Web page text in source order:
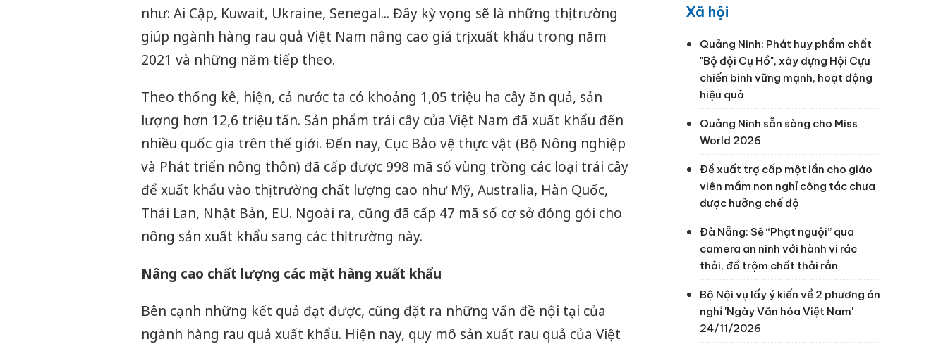
như: Ai Cập, Kuwait, Ukraine, Senegal... Đây kỳ vọng sẽ là những thị trường
giúp ngành hàng rau quả Việt Nam nâng cao giá trị xuất khẩu trong năm
2021 và những năm tiếp theo.
Theo thống kê, hiện, cả nước ta có khoảng 1,05 triệu ha cây ăn quả, sản
lượng hơn 12,6 triệu tấn. Sản phẩm trái cây của Việt Nam đã xuất khẩu đến
nhiều quốc gia trên thế giới. Ðến nay, Cục Bảo vệ thực vật (Bộ Nông nghiệp
và Phát triển nông thôn) đã cấp được 998 mã số vùng trồng các loại trái cây
để xuất khẩu vào thị trường chất lượng cao như Mỹ, Australia, Hàn Quốc,
Thái Lan, Nhật Bản, EU. Ngoài ra, cũng đã cấp 47 mã số cơ sở đóng gói cho
nông sản xuất khẩu sang các thị trường này.
Nâng cao chất lượng các mặt hàng xuất khẩu
Bên cạnh những kết quả đạt được, cũng đặt ra những vấn đề nội tại của
ngành hàng rau quả xuất khẩu. Hiện nay, quy mô sản xuất rau quả của Việt
Xã hội
Quảng Ninh: Phát huy phẩm chất
"Bộ đội Cụ Hồ", xây dựng Hội Cựu
chiến binh vững mạnh, hoạt động
hiệu quả
Quảng Ninh sẵn sàng cho Miss
World 2026
Đề xuất trợ cấp một lần cho giáo
viên mầm non nghỉ công tác chưa
được hưởng chế độ
Đà Nẵng: Sẽ “Phạt nguội” qua
camera an ninh với hành vi rác
thải, đổ trộm chất thải rắn
Bộ Nội vụ lấy ý kiến về 2 phương án
nghỉ 'Ngày Văn hóa Việt Nam'
24/11/2026